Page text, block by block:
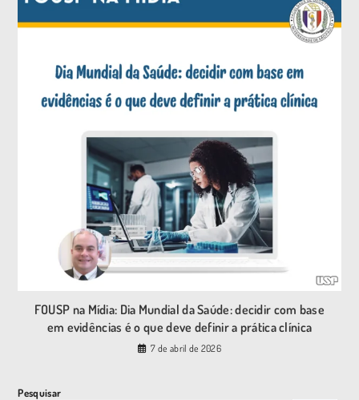
FOUSP na Mídia: Dia Mundial da Saúde: decidir com base
em evidências é o que deve definir a prática clínica
7 de abril de 2026
Pesquisar